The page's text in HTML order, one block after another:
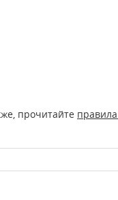
прочитайте